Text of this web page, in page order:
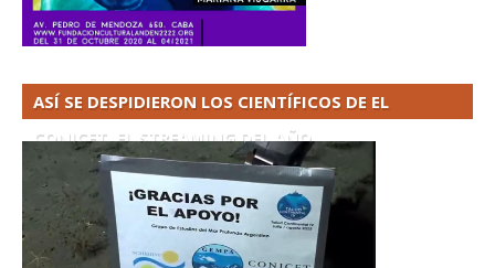
ASÍ SE DESPIDIERON LOS CIENTÍFICOS DE EL
CONICET. EL STREAMING DEL AÑO